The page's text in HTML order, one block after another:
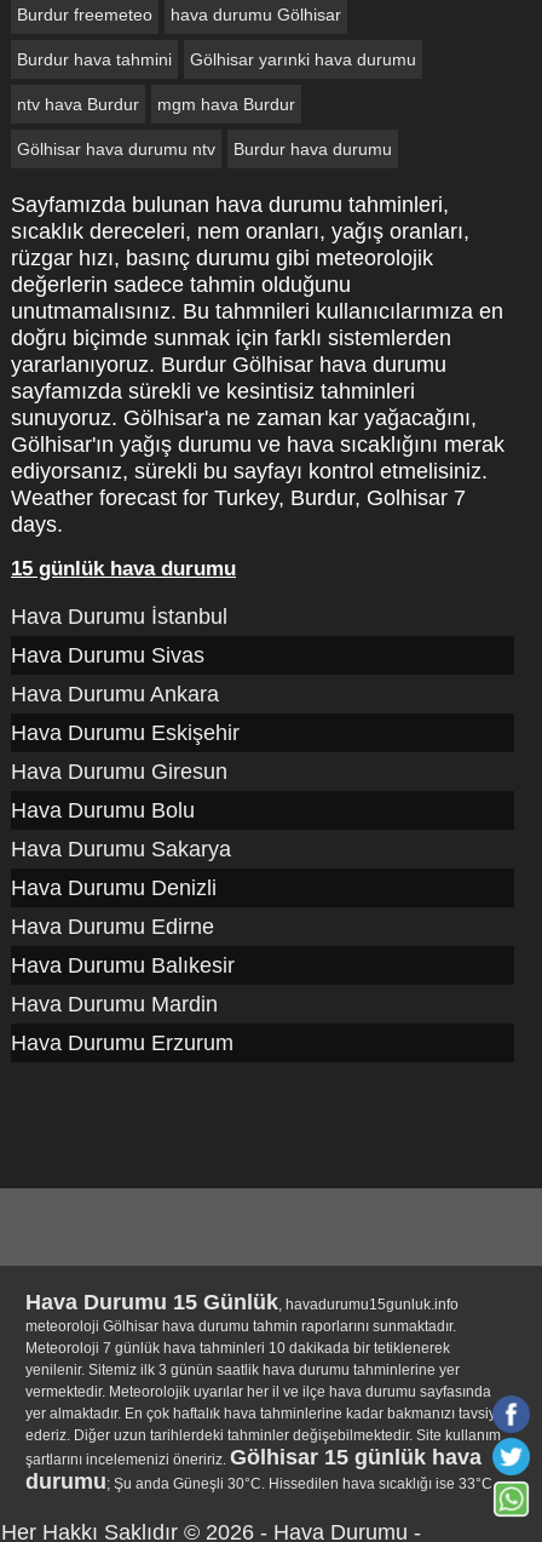
Burdur freemeteo hava durumu Gölhisar
Burdur hava tahmini Gölhisar yarınki hava durumu
ntv hava Burdur mgm hava Burdur
Gölhisar hava durumu ntv Burdur hava durumu
Sayfamızda bulunan hava durumu tahminleri,
sıcaklık dereceleri, nem oranları, yağış oranları,
rüzgar hızı, basınç durumu gibi meteorolojik
değerlerin sadece tahmin olduğunu
unutmamalısınız. Bu tahmnileri kullanıcılarımıza en
doğru biçimde sunmak için farklı sistemlerden
yararlanıyoruz. Burdur Gölhisar hava durumu
sayfamızda sürekli ve kesintisiz tahminleri
sunuyoruz. Gölhisar'a ne zaman kar yağacağını,
Gölhisar'ın yağış durumu ve hava sıcaklığını merak
ediyorsanız, sürekli bu sayfayı kontrol etmelisiniz.
Weather forecast for Turkey, Burdur, Golhisar 7
days.
15 günlük hava durumu
Hava Durumu İstanbul
Hava Durumu Sivas
Hava Durumu Ankara
Hava Durumu Eskişehir
Hava Durumu Giresun
Hava Durumu Bolu
Hava Durumu Sakarya
Hava Durumu Denizli
Hava Durumu Edirne
Hava Durumu Balıkesir
Hava Durumu Mardin
Hava Durumu Erzurum
Hava Durumu 15 Günlük, havadurumu15gunluk.info
meteoroloji Gölhisar hava durumu tahmin raporlarını sunmaktadır.
Meteoroloji 7 günlük hava tahminleri 10 dakikada bir tetiklenerek
yenilenir. Sitemiz ilk 3 günün saatlik hava durumu tahminlerine yer
vermektedir. Meteorolojik uyarılar her il ve ilçe hava durumu sayfasında
yer almaktadır. En çok haftalık hava tahminlerine kadar bakmanızı tavsiye
ederiz. Diğer uzun tarihlerdeki tahminler değişebilmektedir. Site kullanım
şartlarını incelemenizi öneririz. Gölhisar 15 günlük hava
durumu; Şu anda Güneşli 30°C. Hissedilen hava sıcaklığı ise 33°C.
Her Hakkı Saklıdır © 2026 - Hava Durumu -